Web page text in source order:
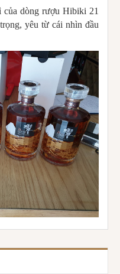
dòng rượu Hibiki 21
yêu từ cái nhìn đầu